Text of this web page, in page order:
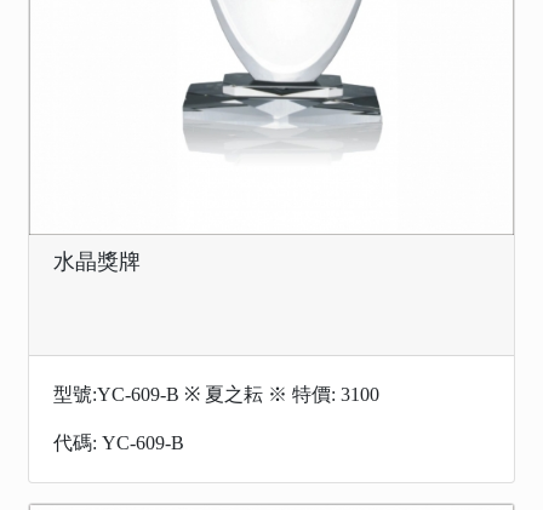
水晶獎牌
型號:YC-609-B ※ 夏之耘 ※ 特價: 3100
代碼: YC-609-B